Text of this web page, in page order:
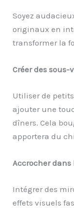
Soyez
originaux en
transformer la
Créer des sous-
Utiliser de
ajouter une
dîners. Cela
apportera du
Accrocher
Intégrer des
effets visuels